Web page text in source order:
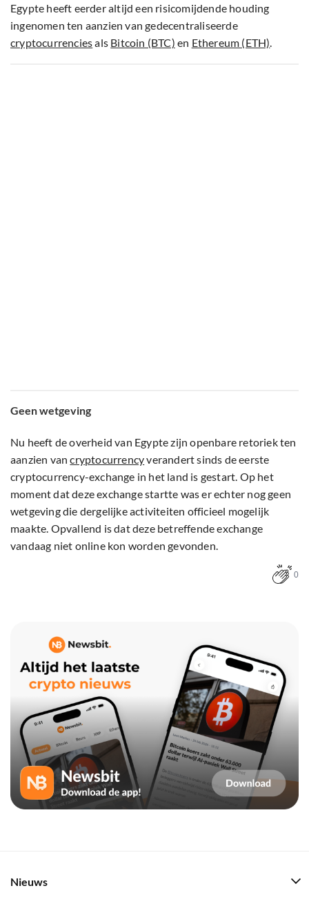
Egypte heeft eerder altijd een risicomijdende houding
ingenomen ten aanzien van gedecentraliseerde
cryptocurrenciesals Bitcoin (BTC) en Ethereum (ETH)
Geen wetgeving
Nu heeft de overheid van Egypte zijn openbare retoriek ten
aanzien vancryptocurrencyverandert sinds de eerste
cryptocurrency-exchange in het land is gestart. Op het
moment dat deze exchange startte was er echter nog geen
wetgeving die dergelijke activiteiten officieel mogelijk
maakte. Opvallend is dat deze betreffende exchange
vandaag niet online kon worden gevonden.
0
Nieuws